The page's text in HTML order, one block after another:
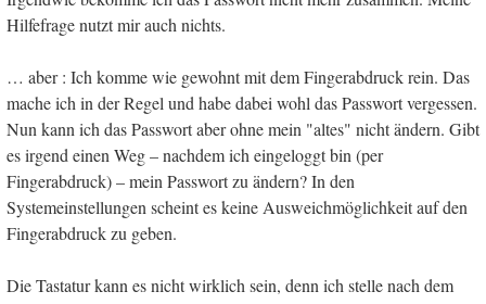
Hilfefrage nutzt mir auch nichts.
… aber : Ich komme wie gewohnt mit dem Fingerabdruck rein. Das
mache ich in der Regel und habe dabei wohl das Passwort vergessen.
Nun kann ich das Passwort aber ohne mein "altes" nicht ändern. Gibt
es irgend einen Weg – nachdem ich eingeloggt bin (per
Fingerabdruck) – mein Passwort zu ändern? In den
Systemeinstellungen scheint es keine Ausweichmöglichkeit auf den
Fingerabdruck zu geben.
Die Tastatur kann es nicht wirklich sein, denn ich stelle nach dem